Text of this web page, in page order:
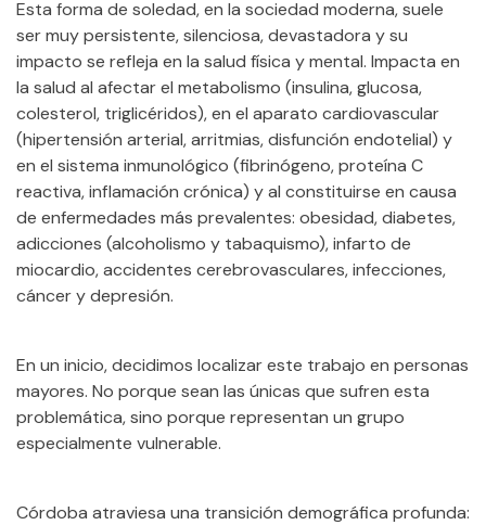
Esta forma de soledad, en la sociedad moderna, suele
ser muy persistente, silenciosa, devastadora y su
impacto se refleja en la salud física y mental. Impacta en
la salud al afectar el metabolismo (insulina, glucosa,
colesterol, triglicéridos), en el aparato cardiovascular
(hipertensión arterial, arritmias, disfunción endotelial) y
en el sistema inmunológico (fibrinógeno, proteína C
reactiva, inflamación crónica) y al constituirse en causa
de enfermedades más prevalentes: obesidad, diabetes,
adicciones (alcoholismo y tabaquismo), infarto de
miocardio, accidentes cerebrovasculares, infecciones,
cáncer y depresión.
En un inicio, decidimos localizar este trabajo en personas
mayores. No porque sean las únicas que sufren esta
problemática, sino porque representan un grupo
especialmente vulnerable.
Córdoba atraviesa una transición demográfica profunda: